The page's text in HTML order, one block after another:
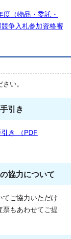
（物品・委託・
争入札参加資格審
い。
引き
き （PDF
協力について
てご協力いただけ
票もあわせてご提